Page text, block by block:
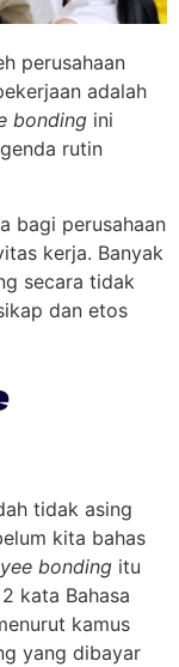
perusahaan
adalah
bonding ini
rutin
bagi perusahaan
kerja. Banyak
secara tidak
dan etos
tidak asing
kita bahas
bonding itu
kata Bahasa
kamus
yang dibayar